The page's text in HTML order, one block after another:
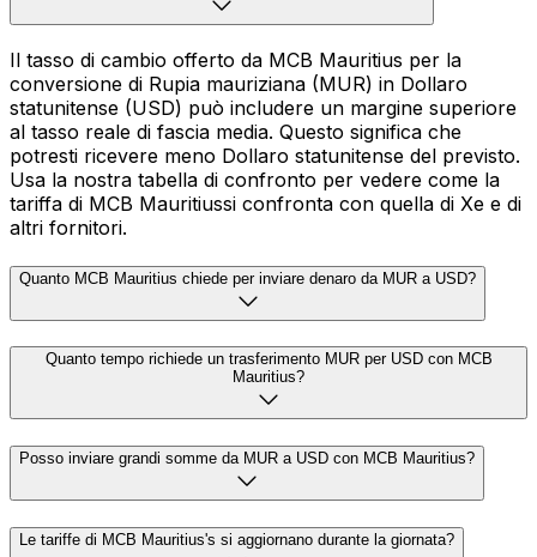
Il tasso di cambio offerto da MCB Mauritius per la
conversione di Rupia mauriziana (MUR) in Dollaro
statunitense (USD) può includere un margine superiore
al tasso reale di fascia media. Questo significa che
potresti ricevere meno Dollaro statunitense del previsto.
Usa la nostra tabella di confronto per vedere come la
tariffa di MCB Mauritiussi confronta con quella di Xe e di
altri fornitori.
Quanto MCB Mauritius chiede per inviare denaro da MUR a USD?
Quanto tempo richiede un trasferimento MUR per USD con MCB
Mauritius?
Posso inviare grandi somme da MUR a USD con MCB Mauritius?
Le tariffe di MCB Mauritius's si aggiornano durante la giornata?